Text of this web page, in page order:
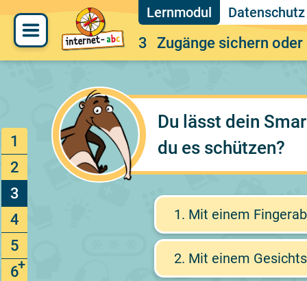
3 Zugänge sichern
1
2
3
4
5
6
Du lässt dein
du es schützen?
1. Mit einem
2. Mit einem